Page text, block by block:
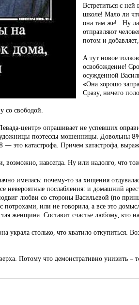
Встретиться с
школе! Мало ли
она там же!.. Ну
отправляют
потом и
А тут новое
освобождение!
осужденной
«Она хорошо
Сразу, ничего
со свободой.
центр» опрашивает не успевших
поэтессы-мошенницы. Довольны
это катастрофа. Причем катастрофа,
возможно, навсегда. Ну или надолго, что
имелась: почему-то за хищения
невероятные послабления: и домашний
любви со стороны Васильевой (по
потрохами, или не говорила, а все это
женщина. Составит счастье любому, кто
украла столько, что хватило откупиться.
Потому что демонстративно унизить –